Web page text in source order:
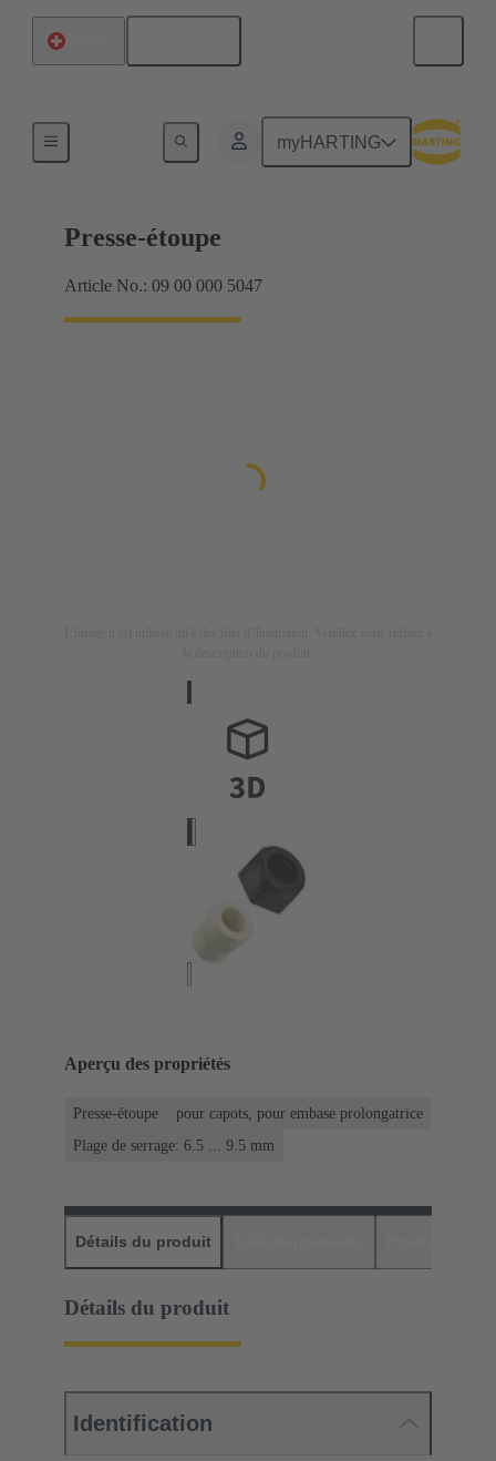
myHARTING
Presse-étoupes
Presse-étoupe
Article No.: 09 00 000 5047
Aperçu des propriétés
Presse-étoupe
pour capots, pour embase prolongatrice
Plage de serrage: 6.5 ... 9.5 mm
Détails du produit
Détails du produit
Identification